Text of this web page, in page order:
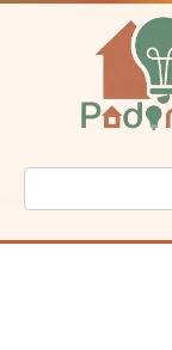
Перейти
Поиск: